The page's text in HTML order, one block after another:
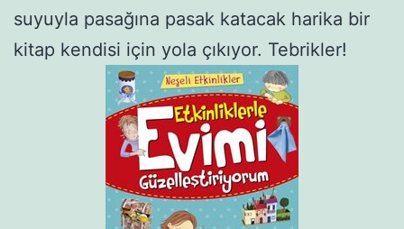
suyuyla pasağına pasak katacak harika bir
kitap kendisi için yola çıkıyor. Tebrikler!